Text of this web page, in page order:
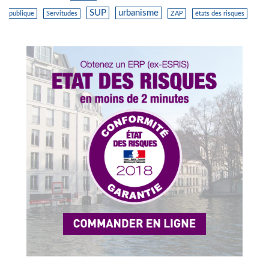
publique Servitudes SUP urbanisme ZAP états des risques